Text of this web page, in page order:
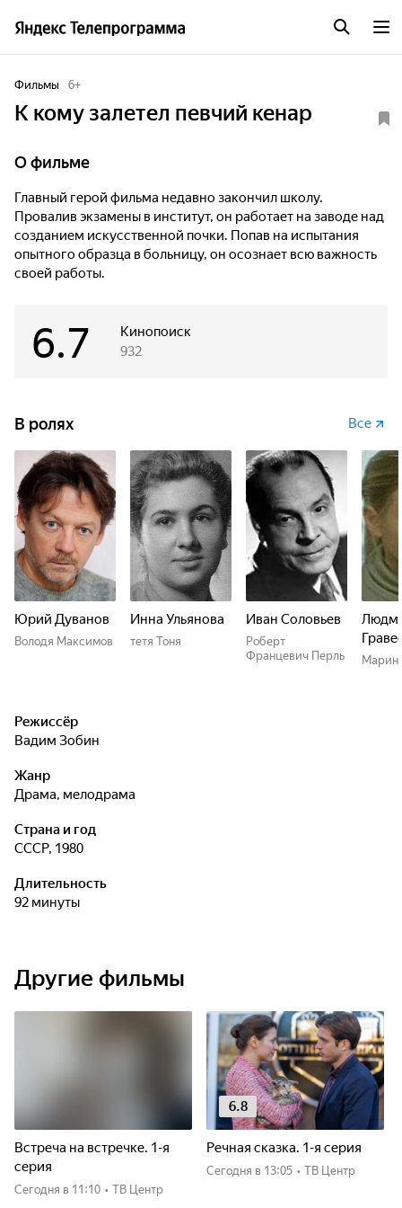
Фильмы 6+
К кому залетел певчий кенар
О фильме
Главный герой фильма недавно закончил школу.
Провалив экзамены в институт, он работает на заводе над
созданием искусственной почки. Попав на испытания
опытного образца в больницу, он осознает всю важность
своей работы.
Кинопоиск
6.7 932
В ролях Все
Юрий Дуванов
Володя Максимов
Инна Ульянова
тетя Тоня
Иван Соловьев
Роберт
Францевич Перль
Режиссёр
Вадим Зобин
Жанр
драма, мелодрама
Страна и год
СССР, 1980
Длительность
92 минуты
Другие фильмы
Встреча на встречке. 1-я
серия
Сегодня в 11:10 • ТВ Центр
6.8
Речная сказка. 1-я серия
Сегодня в 13:05 • ТВ Центр